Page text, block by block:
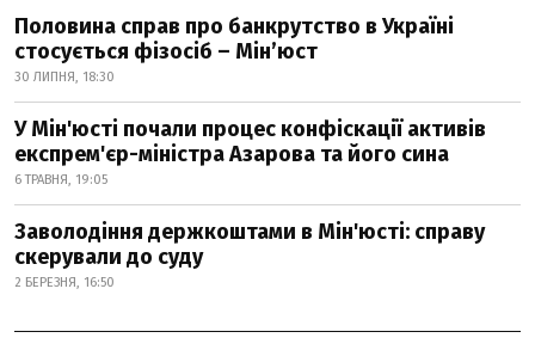
Половина справ про банкрутство в Україні
стосується фізосіб – Мін’юст
30 ЛИПНЯ, 18:30
У Мін'юсті почали процес конфіскації активів
експрем'єр-міністра Азарова та його сина
6 ТРАВНЯ, 19:05
Заволодіння держкоштами в Мін'юсті: справу
скерували до суду
2 БЕРЕЗНЯ, 16:50